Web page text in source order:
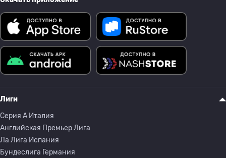
Лиги
Серия A Италия
Английская Премьер Лига
Ла Лига Испания
Бундеслига Германия